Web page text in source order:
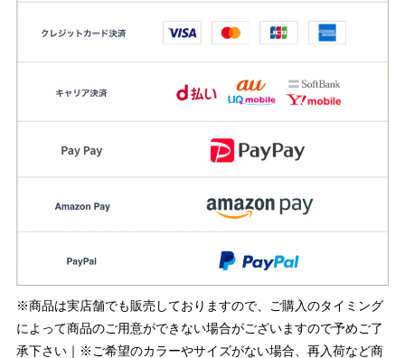
※商品は実店舗でも販売しておりますので、ご購入のタイミング
によって商品のご用意ができない場合がございますので予めご了
承下さい｜※ご希望のカラーやサイズがない場合、再入荷など商